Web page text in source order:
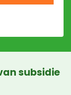
subsidie